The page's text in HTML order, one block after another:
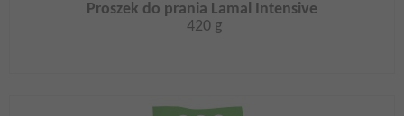
Proszek do prania Lamal Intensive
420 g